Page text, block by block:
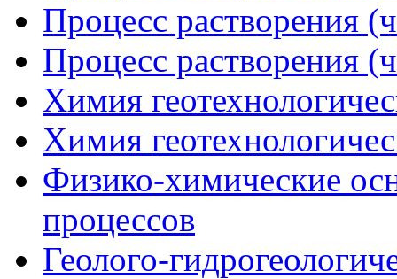
Процесс растворения
Процесс растворения
Химия
Химия
Физико-химические
процессов
Геолого-